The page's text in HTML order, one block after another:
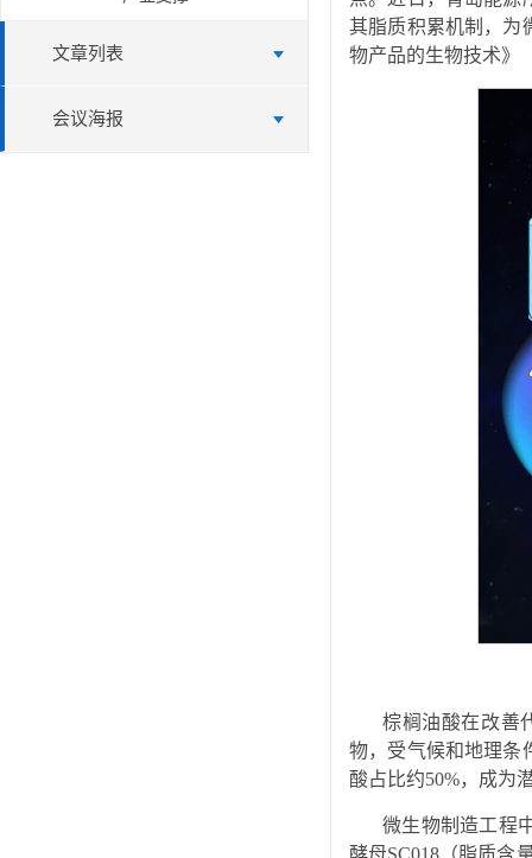
文章列表
会议海报
其脂质积累机制，为
物产品的生物技术》
棕榈油酸在改善
物，受气候和地理条
酸占比约50%，成为
微生物制造工程
酵母SC018（脂质含